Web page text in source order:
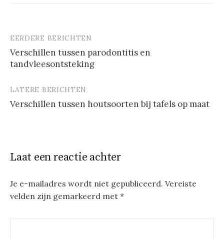
Berichtnavigatie
EERDERE BERICHTEN
Verschillen tussen parodontitis en
tandvleesontsteking
LATERE BERICHTEN
Verschillen tussen houtsoorten bij tafels op maat
Laat een reactie achter
Je e-mailadres wordt niet gepubliceerd. Vereiste
velden zijn gemarkeerd met *